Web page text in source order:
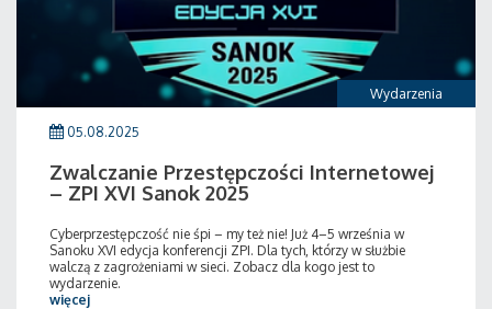
Wydarzenia
05.08.2025
Zwalczanie Przestępczości Internetowej
– ZPI XVI Sanok 2025
Cyberprzestępczość nie śpi – my też nie! Już 4–5 września w
Sanoku XVI edycja konferencji ZPI. Dla tych, którzy w służbie
walczą z zagrożeniami w sieci. Zobacz dla kogo jest to
wydarzenie.
więcej